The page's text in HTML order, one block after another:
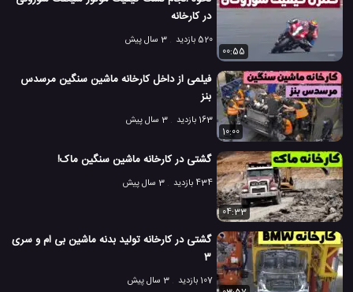
در کارخانه
520 بازدید
3 سال پیش
00:55
فیلمی از داخل کارخانه ماشین سنگین مرسدس
بنز
163 بازدید
3 سال پیش
10:00
گشتی در کارخانه ماشین سنگین ماک!
434 بازدید 3 سال پیش
04:33
گشتی در کارخانه تولید بدنه ماشین بی ام و سری
3
107 بازدید
3 سال پیش